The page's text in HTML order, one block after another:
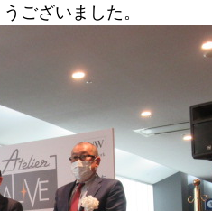
ございました。